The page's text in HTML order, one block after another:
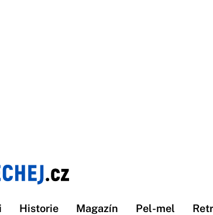
Historie Magazín Pel-mel